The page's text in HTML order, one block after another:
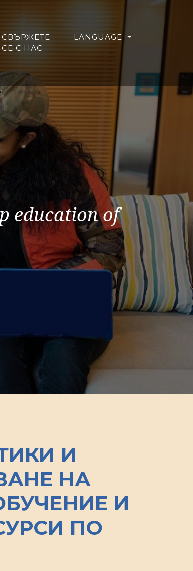
СВЪРЖЕТЕ
СЕ С НАС
LANGUAGE
education of
И
НА
И
ПО